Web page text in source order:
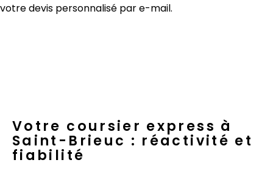
votre devis personnalisé par e-mail.
Votre coursier express à
Saint-Brieuc : réactivité et
fiabilité